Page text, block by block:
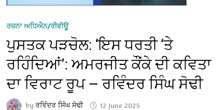
ਰਚਨਾ ਅਧਿਐਨ/ਰੀਵੀਊ
ਪੁਸਤਕ ਪੜਚੋਲ: ‘ਇਸ ਧਰਤੀ ‘ਤੇ
ਰਹਿੰਦਿਆਂ’: ਅਮਰਜੀਤ ਕੌਂਕੇ ਦੀ ਕਵਿਤਾ
ਦਾ ਵਿਰਾਟ ਰੂਪ — ਰਵਿੰਦਰ ਸਿੰਘ ਸੋਢੀ
byਰਵਿੰਦਰ ਸਿੰਘ ਸੋਢੀ 12 June 2025